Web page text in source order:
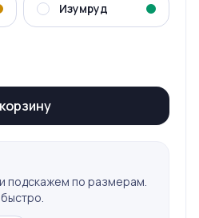
Изумруд
подскажем по размерам.